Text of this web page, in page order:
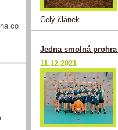
Celý článek
Jedna smolná
11.12.2021
co